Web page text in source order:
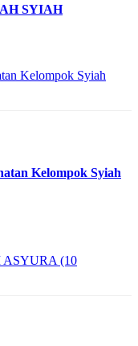
SYIAH
Kelompok Syiah